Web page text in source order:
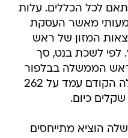
לכל הכללים. עלות
מאשר העסקת
המזון של ראש
לשכת בנט, סך
ראש הממשלה בבלפור
ובקיסריה בימי ראש הממשלה הקודם עמד על 262
הוציא מתייחסים